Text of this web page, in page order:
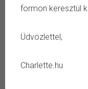
formon keresztül
Üdvözlettel,
Charlette.hu
Szín:ezüst, fekete
Ápolás:száraz
áztatás, magas